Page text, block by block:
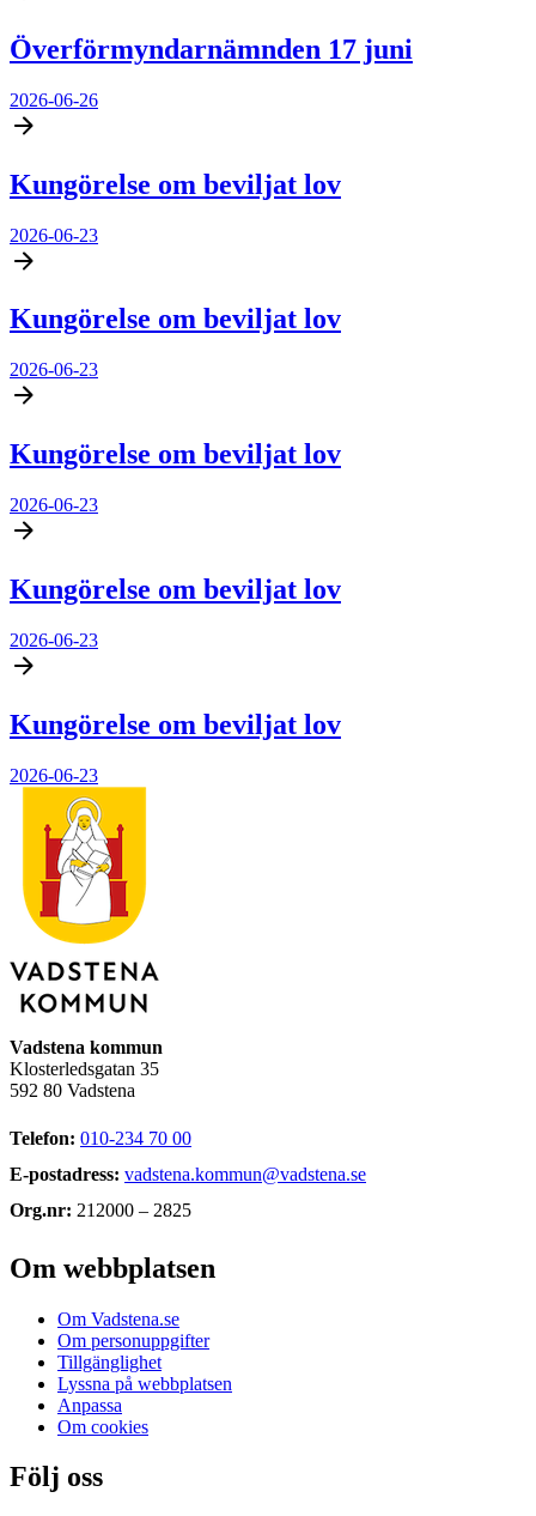
Överförmyndarnämnden 17 juni
2026-06-26
Kungörelse om beviljat lov
2026-06-23
Kungörelse om beviljat lov
2026-06-23
Kungörelse om beviljat lov
2026-06-23
Kungörelse om beviljat lov
2026-06-23
Kungörelse om beviljat lov
2026-06-23
Vadstena kommun
Klosterledsgatan 35
592 80 Vadstena
Telefon: 010-234 70 00
E-postadress: vadstena.kommun@vadstena.se
Org.nr: 212000 – 2825
Om webbplatsen
Om Vadstena.se
Om personuppgifter
Tillgänglighet
Lyssna på webbplatsen
Anpassa
Om cookies
Följ oss